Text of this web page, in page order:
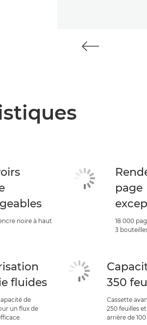
noire à haut
page
18.000
3
fluides
de
un flux de
350
Cassette
250 feuilles
arrière de